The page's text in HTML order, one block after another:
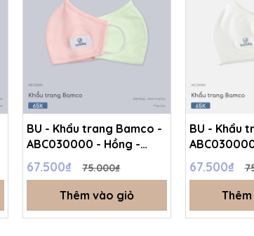
BU - Khẩu trang Bamco -
ABC030000 - Hồng -
Xanh matcha - Free size -
SS26.T4C
67.500₫ 75.000₫
Thêm vào giỏ
BU - Khẩu
cam - Free
SS26.T4C
67.500₫